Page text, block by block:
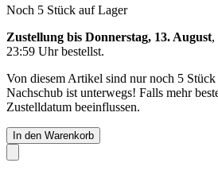
Noch 5 Stück auf Lager
Zustellung bis Donnerstag, 13. August,
23:59 Uhrbestellst.
Von diesem Artikel sind nur noch 5 Stück
Nachschub ist unterwegs! Falls mehr
Zustelldatum beeinflussen.
In den Warenkorb